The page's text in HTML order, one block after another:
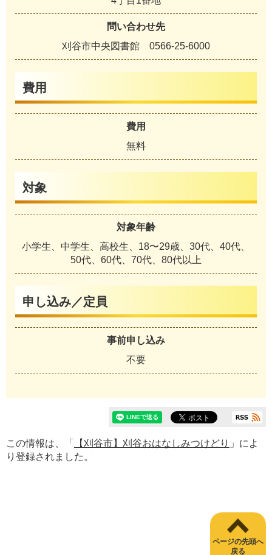
問い合わせ先
刈谷市中央図書館 0566-25-6000
費用
費用
無料
対象
対象年齢
小学生、中学生、高校生、18〜29歳、30代、40代、
50代、60代、70代、80代以上
申し込み／定員
事前申し込み
不要
この情報は、「 【刈谷市】刈谷おはなしみつけどり 」によ
り登録されました。
ページの先頭へ
戻る